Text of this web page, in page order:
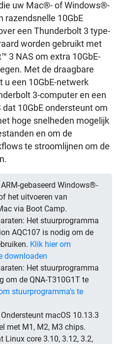
uw Mac®- of Windows®-
razendsnelle 10GbE
een Thunderbolt 3 type-
worden gebruikt met
3 NAS om extra 10GbE-
Met de draagbare
u een 10GbE-netwerk
3-computer en een
10GbE ondersteunt om
hoge snelheden mogelijk
en om de
te stroomlijnen om de
gebaseerd Windows®-
het uitvoeren van
via Boot Camp.
Het stuurprogramma
AQC107 is nodig om de
Klik hier om
downloaden
Het stuurprogramma
om de QNA-T310G1T te
stuurprogramma's te
macOS 10.13.3
met M1, M2, M3 chips.
Linux core 3.10, 3.12, 3.2,